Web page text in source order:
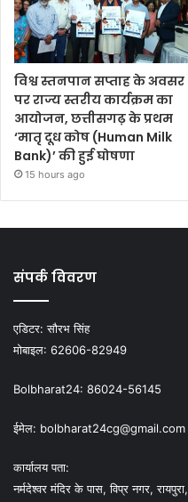
विश्व स्तनपान सप्ताह के अवसर
पर राज्य स्तरीय कार्यक्रम का
आयोजन, छत्तीसगढ़ के प्रथम
‘मातृ दूध कोष (Human Milk
Bank)’ की हुई घोषणा
15 hours ago
संपर्क विवरण
एडिटर:सौरभ सिंह
मोबाइल: 62606-82949
Bolbharat24: 86024-56145
ईमेल: bolbharat24cg@gmail.com
कार्यालय पता:
नर्मदेश्वर मंदिर के पास, विप्र नगर, रायपुरा,